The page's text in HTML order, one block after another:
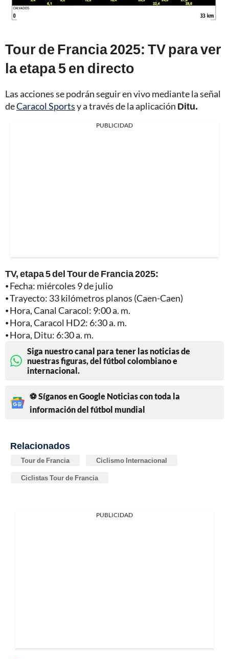
Tour de Francia 2025: TV para ver
la etapa 5 en directo
Las acciones se podrán seguir en vivo mediante la señal
deCaracol Sportsy a través de la aplicación Ditu.
PUBLICIDAD
TV, etapa 5 del Tour de Francia 2025:
⦁ Fecha: miércoles 9 de julio
⦁ Trayecto: 33 kilómetros planos (Caen-Caen)
⦁ Hora, Canal Caracol: 9:00 a. m.
⦁ Hora, Caracol HD2: 6:30 a. m.
⦁ Hora, Ditu: 6:30 a. m.
Siga nuestro canal para tener las noticias de
nuestras figuras, del fútbol colombiano e
internacional.
⚽ Síganos en Google Noticias con toda la
información del fútbol mundial
Relacionados
Tour de Francia Ciclismo Internacional
Ciclistas Tour de Francia
PUBLICIDAD